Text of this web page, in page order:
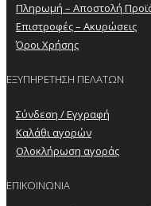
Πληρωμή – Αποστολή
Επιστροφές – Ακυρώσεις
Όροι Χρήσης
ΕΞΥΠΗΡΕΤΗΣΗ ΠΕΛΑΤΩΝ
Σύνδεση / Εγγραφή
Καλάθι αγορών
Ολοκλήρωση αγοράς
ΕΠΙΚΟΙΝΩΝΙΑ